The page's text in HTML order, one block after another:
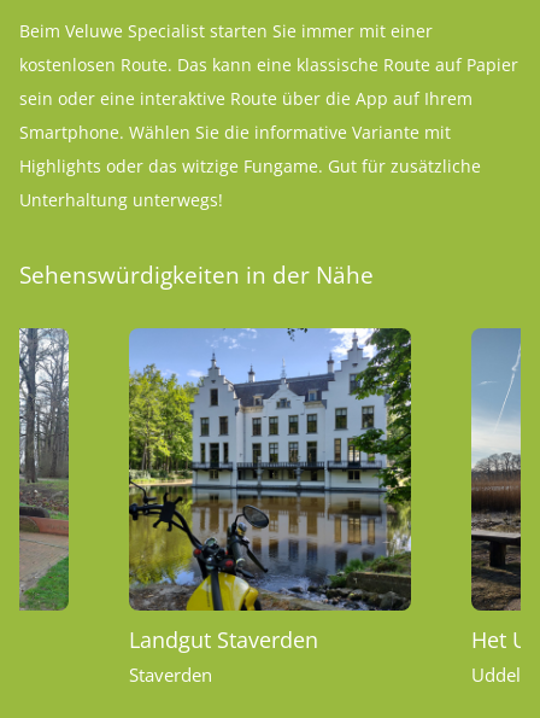
Beim Veluwe Specialist starten Sie immer mit einer
kostenlosen Route. Das kann eine klassische Route auf Papier
sein oder eine interaktive Route über die App auf Ihrem
Smartphone. Wählen Sie die informative Variante mit
Highlights oder das witzige Fungame. Gut für zusätzliche
Unterhaltung unterwegs!
Sehenswürdigkeiten in der Nähe
Landgut Staverden
Staverden
Het
Uddel